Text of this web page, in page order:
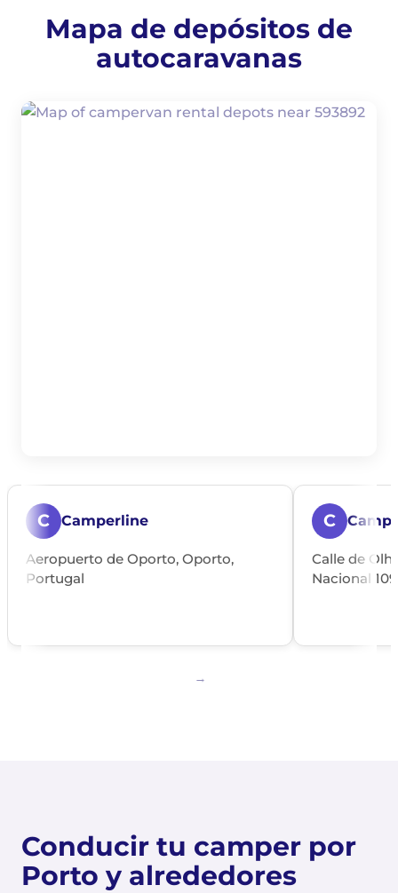
Mapa de depósitos de
autocaravanas
C Camperline
Aeropuerto de Oporto, Oporto,
Portugal
C
Calle de
Nacional
Conducir tu camper por
Porto y alrededores